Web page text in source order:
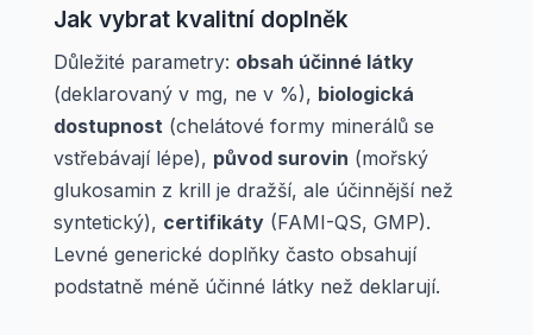
Jak vybrat kvalitní doplněk
Důležité parametry: obsah účinné látky
(deklarovaný v mg, ne v %), biologická
dostupnost (chelátové formy minerálů se
vstřebávají lépe), původ surovin (mořský
glukosamin z krill je dražší, ale účinnější než
syntetický), certifikáty (FAMI-QS, GMP).
Levné generické doplňky často obsahují
podstatně méně účinné látky než deklarují.